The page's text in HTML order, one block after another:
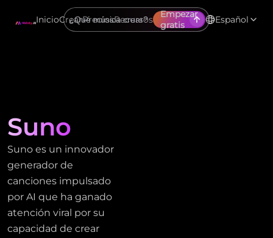
InicioCrearPreciosRecursos
Empezar
gratis
Español
Suno
Suno es un innovador
generador de
canciones impulsado
por AI que ha ganado
atención viral por su
capacidad de crear